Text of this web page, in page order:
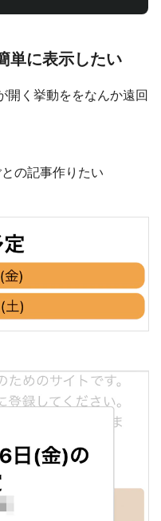
単に表示したい
開く挙動ををなんか遠回
の記事作りたい